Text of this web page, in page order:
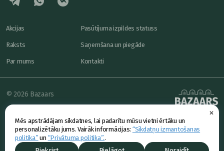
×
Mēs apstrādājam sīkdatnes, lai padarītu mūsu vietni ērtāku un
personalizētāku jums. Vairāk informācijas: “Sīkdatņu izmantošanas
politika” un “Privātuma politika”..
Akcijas
Raksts
Par mums
Pasūtījuma izpildes statuss
Saņemšana un piegāde
Kontakti
powered by
© 2026 Bazaars
Konfidencialitāte
Piedāvājums